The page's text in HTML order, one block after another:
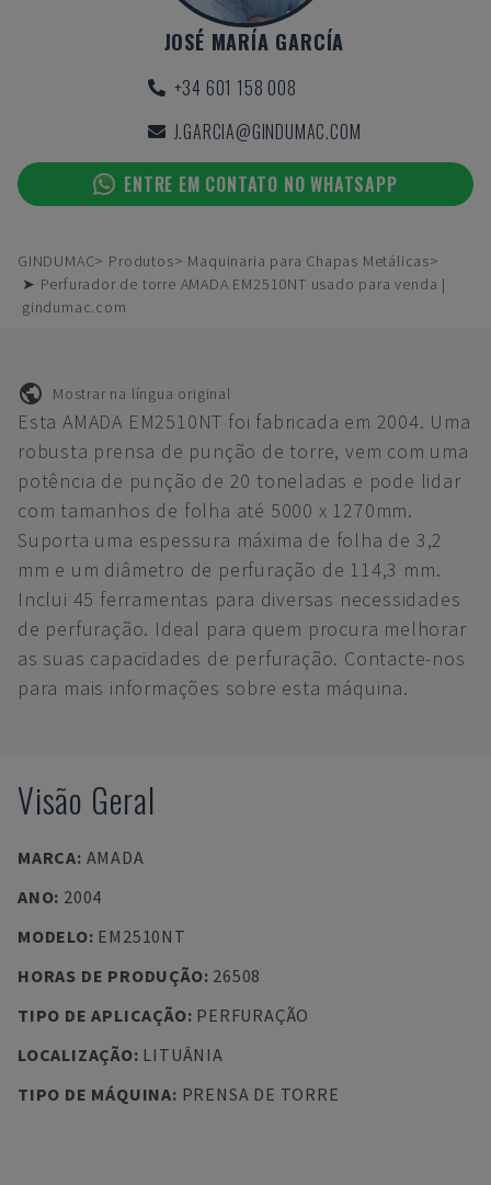
JOSÉ MARÍA GARCÍA
+34 601 158 008
J.GARCIA@GINDUMAC.COM
ENTRE EM CONTATO NO WHATSAPP
GINDUMAC Produtos
Maquinaria para Chapas Metálicas
➤ Perfurador de torre AMADA EM2510NT usado para venda |
gindumac.com
Mostrar na língua original
Esta AMADA EM2510NT foi fabricada em 2004. Uma
robusta prensa de punção de torre, vem com uma
potência de punção de 20 toneladas e pode lidar
com tamanhos de folha até 5000 x 1270mm.
Suporta uma espessura máxima de folha de 3,2
mm e um diâmetro de perfuração de 114,3 mm.
Inclui 45 ferramentas para diversas necessidades
de perfuração. Ideal para quem procura melhorar
as suas capacidades de perfuração. Contacte-nos
para mais informações sobre esta máquina.
Visão Geral
MARCA: AMADA
ANO: 2004
MODELO: EM2510NT
HORAS DE PRODUÇÃO: 26508
TIPO DE APLICAÇÃO: PERFURAÇÃO
LOCALIZAÇÃO: LITUÂNIA
TIPO DE MÁQUINA: PRENSA DE TORRE